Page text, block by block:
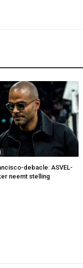
debacle: ASVEL-
neemt stelling